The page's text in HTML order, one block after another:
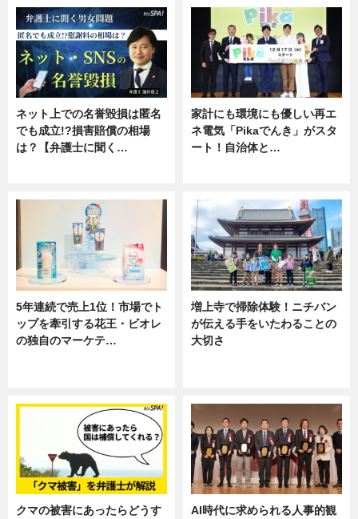
ネット上での名誉毀損は匿名
でも成立!?損害賠償の相場
は？【弁護士に聞く…
家計にも環境にも優しい再エ
ネ電気「Pikaでんき」がスタ
ート！自治体と…
5年連続で売上1位！市場でト
ップを牽引する花王・ビオレ
の独自のマーケテ…
増上寺で掃除体験！ニチバン
が伝える手をいたわることの
大切さ
クマの被害にあったらどうす
AI時代に求められる人事的観